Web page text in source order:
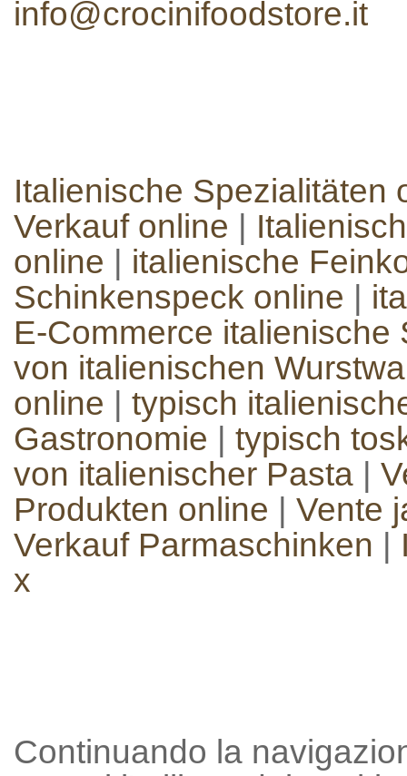
info@crocinifoodstore.it
Italienische Spezialitäten
Verkauf online
online
italienische
Schinkenspeck online
E-Commerce italienische
von italienischen
online
typisch
Gastronomie
typisch
von italienischer Pasta
Produkten online
Vente
Verkauf Parmaschinken
x
Continuando la